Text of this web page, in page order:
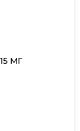
МГ